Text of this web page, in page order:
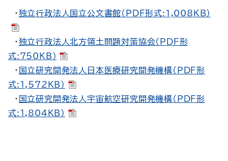
・独立行政法人国立公文書館（PDF形式:1,008KB）
・独立行政法人北方領土問題対策協会（PDF形
式:750KB）
・ 国立研究開発法人日本医療研究開発機構（PDF形
式:1,572KB）
・ 国立研究開発法人宇宙航空研究開発機構（PDF形
式:1,804KB）